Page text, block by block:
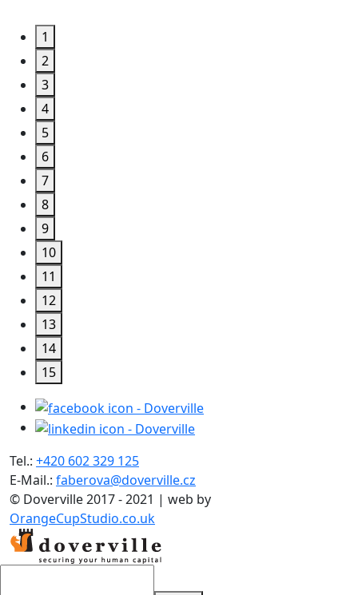
1
2
3
4
5
6
7
8
9
10
11
12
13
14
15
Tel.: +420 602 329 125
E-Mail.: faberova@doverville.cz
© Doverville 2017 - 2021 | web by
OrangeCupStudio.co.uk